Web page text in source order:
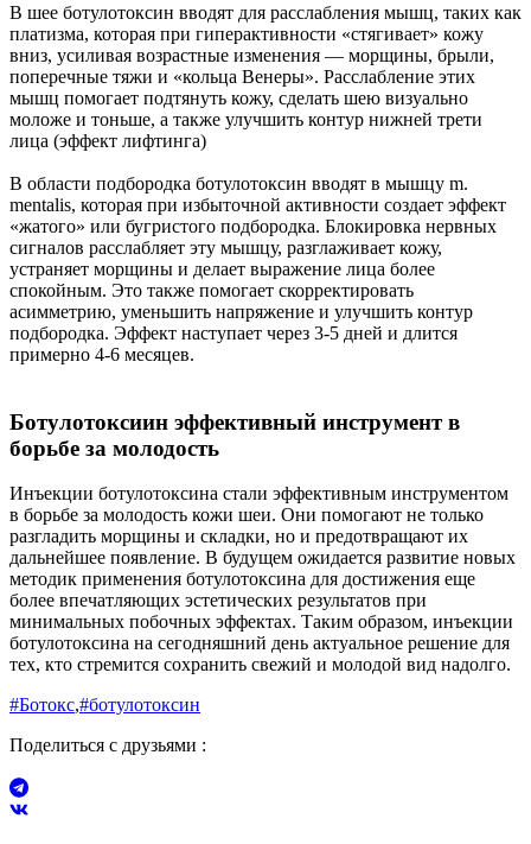
В шее ботулотоксин вводят для расслабления мышц, таких как
платизма, которая при гиперактивности «стягивает» кожу
вниз, усиливая возрастные изменения — морщины, брыли,
поперечные тяжи и «кольца Венеры». Расслабление этих
мышц помогает подтянуть кожу, сделать шею визуально
моложе и тоньше, а также улучшить контур нижней трети
лица (эффект лифтинга)
В области подбородка ботулотоксин вводят в мышцу m.
mentalis, которая при избыточной активности создает эффект
«жатого» или бугристого подбородка. Блокировка нервных
сигналов расслабляет эту мышцу, разглаживает кожу,
устраняет морщины и делает выражение лица более
спокойным. Это также помогает скорректировать
асимметрию, уменьшить напряжение и улучшить контур
подбородка. Эффект наступает через 3-5 дней и длится
примерно 4-6 месяцев.
Ботулотоксиин эффективный инструмент в
борьбе за молодость
Инъекции ботулотоксина стали эффективным инструментом
в борьбе за молодость кожи шеи. Они помогают не только
разгладить морщины и складки, но и предотвращают их
дальнейшее появление. В будущем ожидается развитие новых
методик применения ботулотоксина для достижения еще
более впечатляющих эстетических результатов при
минимальных побочных эффектах. Таким образом, инъекции
ботулотоксина на сегодняшний день актуальное решение для
тех, кто стремится сохранить свежий и молодой вид надолго.
#Ботокс,#ботулотоксин
Поделиться с друзьями :